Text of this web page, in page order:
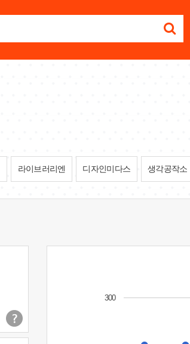
라이브러리엔 디자인미다스 생각공작소
300